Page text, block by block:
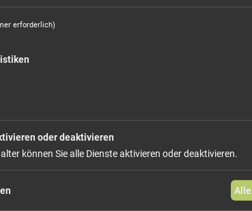
Dieses Produkt führen wir lose, bei
In den Warenkorb
erforderlich)
oder deaktivieren
können Sie alle Dienste aktivieren oder deaktivieren.